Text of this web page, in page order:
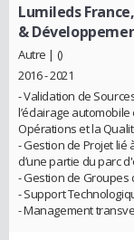
Lumileds
&
Autre | ()
2016 - 2021
- Validation de
l’éclairage
Opérations et la
- Gestion de Projet lié
d’une partie du parc
- Gestion de Groupes
- Support
- Management